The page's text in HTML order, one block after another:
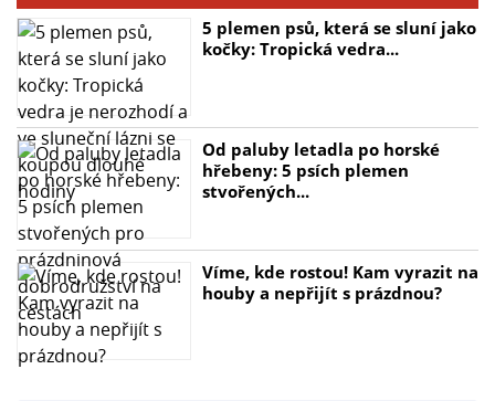
5 plemen psů, která se sluní jako
kočky: Tropická vedra...
Od paluby letadla po horské
hřebeny: 5 psích plemen
stvořených...
Víme, kde rostou! Kam vyrazit na
houby a nepřijít s prázdnou?